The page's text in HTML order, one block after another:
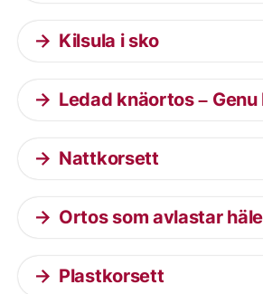
Kilsula i sko
Ledad knäortos – Genu
Nattkorsett
Ortos som avlastar
Plastkorsett